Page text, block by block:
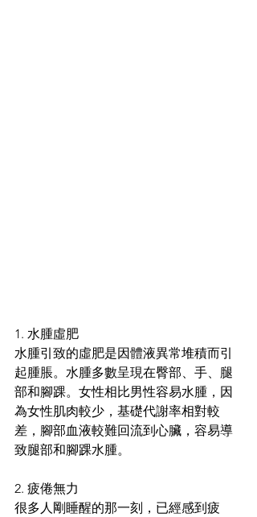
1. 水腫虛肥
水腫引致的虛肥是因體液異常堆積而引
起腫脹。水腫多數呈現在臀部、手、腿
部和腳踝。女性相比男性容易水腫，因
為女性肌肉較少，基礎代謝率相對較
差，腳部血液較難回流到心臟，容易導
致腿部和腳踝水腫。
2. 疲倦無力
很多人剛睡醒的那一刻，已經感到疲